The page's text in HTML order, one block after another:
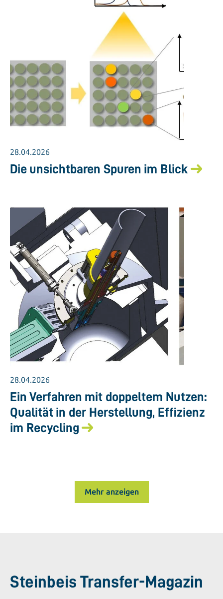
28.04.2026
Die unsichtbaren Spuren im Blick
28.04.2026
Ein Verfahren mit doppeltem Nutzen:
Qualität in der Herstellung, Effizienz
im Recycling
Mehr anzeigen
Steinbeis Transfer-Magazin